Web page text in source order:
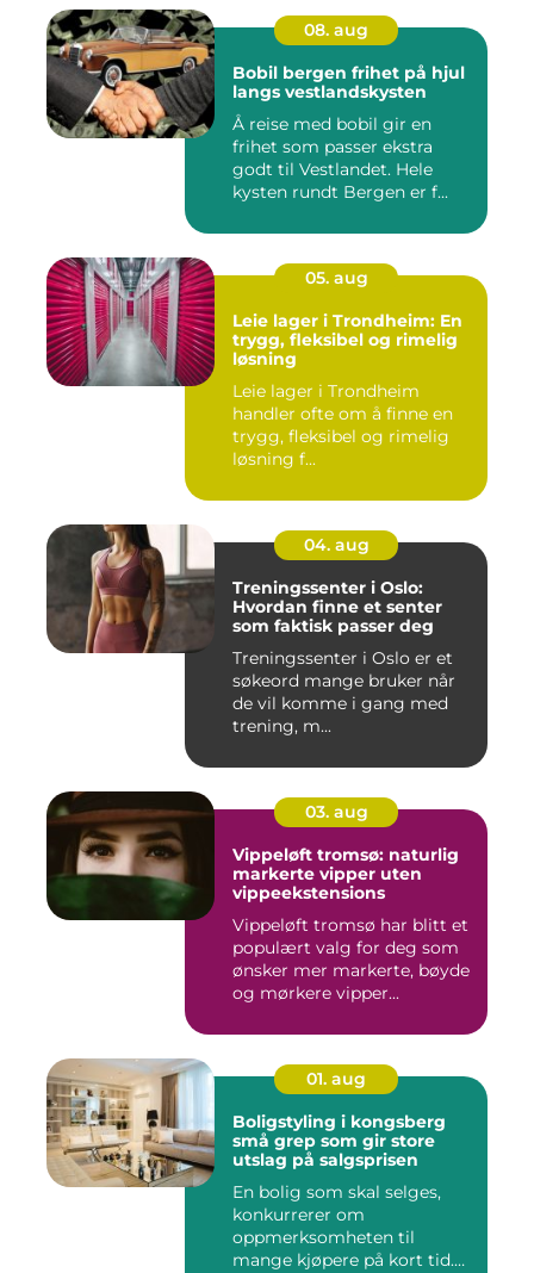
08. aug
Bobil bergen frihet på hjul
langs vestlandskysten
Å reise med bobil gir en
frihet som passer ekstra
godt til Vestlandet. Hele
kysten rundt Bergen er f...
05. aug
Leie lager i Trondheim: En
trygg, fleksibel og rimelig
løsning
Leie lager i Trondheim
handler ofte om å finne en
trygg, fleksibel og rimelig
løsning f...
04. aug
Treningssenter i Oslo:
Hvordan finne et senter
som faktisk passer deg
Treningssenter i Oslo er et
søkeord mange bruker når
de vil komme i gang med
trening, m...
03. aug
Vippeløft tromsø: naturlig
markerte vipper uten
vippeekstensions
Vippeløft tromsø har blitt et
populært valg for deg som
ønsker mer markerte, bøyde
og mørkere vipper...
01. aug
Boligstyling i kongsberg
små grep som gir store
utslag på salgsprisen
En bolig som skal selges,
konkurrerer om
oppmerksomheten til
mange kjøpere på kort tid.